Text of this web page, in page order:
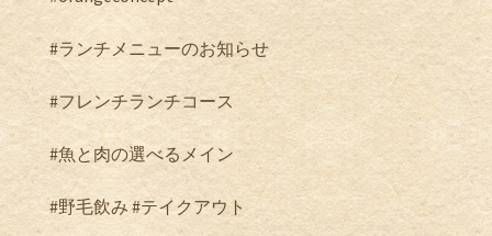
#ランチメニューのお知らせ
#フレンチランチコース
#魚と肉の選べるメイン
#野毛飲み #テイクアウト